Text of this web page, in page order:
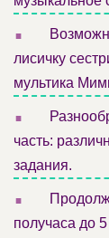
.
лисичку
мультика
.
часть:
задания.
.
получаса до